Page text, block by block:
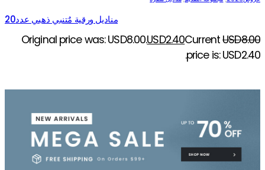
مناديل ورقية مٌتنبي ذهبي عدد20
USD8.00
Original price was: USD8.00.USD2.40Current
price is: USD2.40.